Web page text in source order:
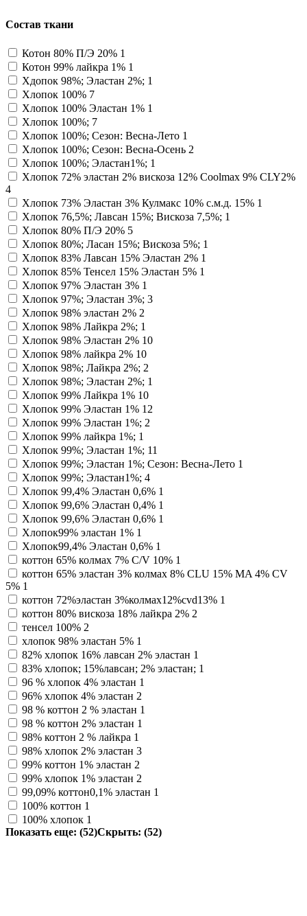
Состав ткани
Котон 80% П/Э 20% 1
Котон 99% лайкра 1% 1
Хдопок 98%; Эластан 2%; 1
Хлопок 100% 7
Хлопок 100% Эластан 1% 1
Хлопок 100%; 7
Хлопок 100%; Сезон: Весна-Лето 1
Хлопок 100%; Сезон: Весна-Осень 2
Хлопок 100%; Эластан1%; 1
Хлопок 72% эластан 2% вискоза 12% Coolmax 9% CLY2%
4
Хлопок 73% Эластан 3% Кулмакс 10% с.м.д. 15% 1
Хлопок 76,5%; Лавсан 15%; Вискоза 7,5%; 1
Хлопок 80% П/Э 20% 5
Хлопок 80%; Ласан 15%; Вискоза 5%; 1
Хлопок 83% Лавсан 15% Эластан 2% 1
Хлопок 85% Тенсел 15% Эластан 5% 1
Хлопок 97% Эластан 3% 1
Хлопок 97%; Эластан 3%; 3
Хлопок 98% эластан 2% 2
Хлопок 98% Лайкра 2%; 1
Хлопок 98% Эластан 2% 10
Хлопок 98% лайкра 2% 10
Хлопок 98%; Лайкра 2%; 2
Хлопок 98%; Эластан 2%; 1
Хлопок 99% Лайкра 1% 10
Хлопок 99% Эластан 1% 12
Хлопок 99% Эластан 1%; 2
Хлопок 99% лайкра 1%; 1
Хлопок 99%; Эластан 1%; 11
Хлопок 99%; Эластан 1%; Сезон: Весна-Лето 1
Хлопок 99%; Эластан1%; 4
Хлопок 99,4% Эластан 0,6% 1
Хлопок 99,6% Эластан 0,4% 1
Хлопок 99,6% Эластан 0,6% 1
Хлопок99% эластан 1% 1
Хлопок99,4% Эластан 0,6% 1
коттон 65% колмах 7% C/V 10% 1
коттон 65% эластан 3% колмах 8% CLU 15% MA 4% CV
5% 1
коттон 72%эластан 3%колмах12%cvd13% 1
коттон 80% вискоза 18% лайкра 2% 2
тенсел 100% 2
хлопок 98% эластан 5% 1
82% хлопок 16% лавсан 2% эластан 1
83% хлопок; 15%лавсан; 2% эластан; 1
96 % хлопок 4% эластан 1
96% хлопок 4% эластан 2
98 % коттон 2 % эластан 1
98 % коттон 2% эластан 1
98% коттон 2 % лайкра 1
98% хлопок 2% эластан 3
99% коттон 1% эластан 2
99% хлопок 1% эластан 2
99,09% коттон0,1% эластан 1
100% коттон 1
100% хлопок 1
Показать еще: (52)Скрыть: (52)